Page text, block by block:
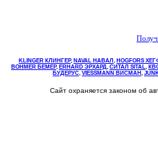
KLINGER КЛИНГЕР, NAVAL НАВАЛ , НOGFORS
BOHMER БЕМЕР, ERHARD ЭРХАРД, СИТАЛ SITAL,
БУДЕРУС, VIESSMANN ВИСМАН ,
Сайт охраняется законом об